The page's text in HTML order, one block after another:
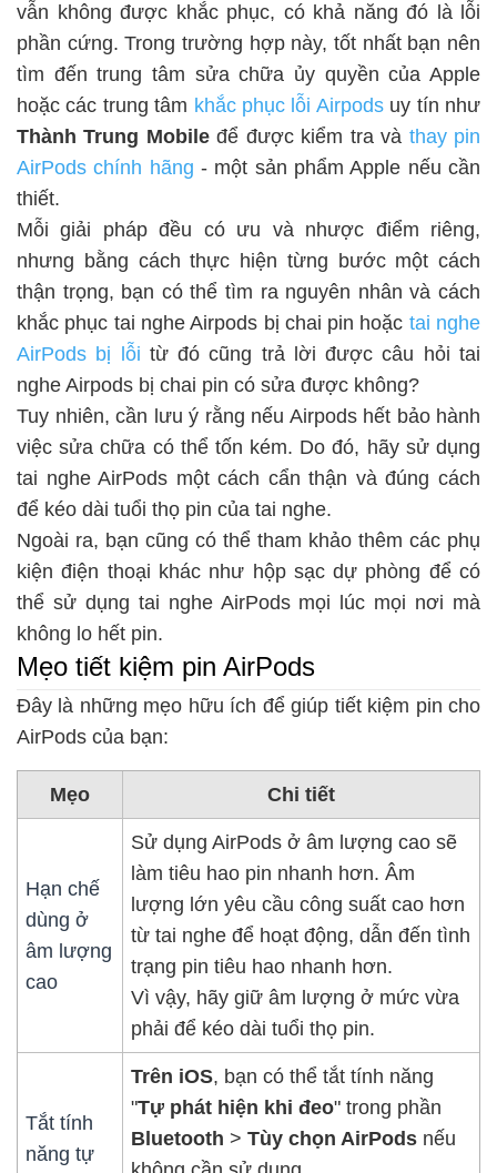
vẫn không được khắc phục, có khả năng đó là lỗi
phần cứng. Trong trường hợp này, tốt nhất bạn nên
tìm đến trung tâm sửa chữa ủy quyền của Apple
hoặc các trung tâm khắc phục lỗi Airpodsuy tín như
Thành Trung Mobileđể được kiểm tra và thay pin
AirPods chính hãng - một sản phẩm Apple nếu cần
thiết.
Mỗi giải pháp đều có ưu và nhược điểm riêng,
nhưng bằng cách thực hiện từng bước một cách
thận trọng, bạn có thể tìm ra nguyên nhân và cách
khắc phục tai nghe Airpods bị chai pin hoặc tai nghe
AirPods bị lỗi từ đó cũng trả lời được câu hỏi tai
nghe Airpods bị chai pin có sửa được không?
Tuy nhiên, cần lưu ý rằng nếu Airpods hết bảo hành
việc sửa chữa có thể tốn kém. Do đó, hãy sử dụng
tai nghe AirPods một cách cẩn thận và đúng cách
để kéo dài tuổi thọ pin của tai nghe.
Ngoài ra, bạn cũng có thể tham khảo thêm các phụ
kiện điện thoại khác như hộp sạc dự phòng để có
thể sử dụng tai nghe AirPods mọi lúc mọi nơi mà
không lo hết pin.
Mẹo tiết kiệm pin AirPods
Đây là những mẹo hữu ích để giúp tiết kiệm pin cho
AirPods của bạn:
Mẹo Chi tiết
Hạn chế
dùng ở
âm lượng
cao
Sử dụng AirPods ở âm lượng cao sẽ
làm tiêu hao pin nhanh hơn. Âm
lượng lớn yêu cầu công suất cao hơn
từ tai nghe để hoạt động, dẫn đến tình
trạng pin tiêu hao nhanh hơn.
Vì vậy, hãy giữ âm lượng ở mức vừa
phải để kéo dài tuổi thọ pin.
Tắt tính
năng tự
Trên iOS, bạn có thể tắt tính năng
"Tự phát hiện khi đeo" trong phần
Bluetooth >Tùy chọn AirPods nếu